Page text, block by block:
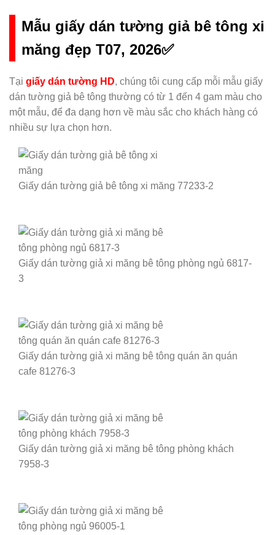
Mẫu giấy dán tường giả bê tông xi
măng đẹp T07, 2026✅
Tại giấy dán tường HD, chúng tôi cung cấp mỗi mẫu giấy
dán tường giả bê tông thường có từ 1 đến 4 gam màu cho
một mẫu, để đa dạng hơn về màu sắc cho khách hàng có
nhiều sự lựa chọn hơn.
Giấy dán tường giả bê tông xi măng 77233-2
Giấy dán tường giả xi măng bê tông phòng ngủ 6817-
3
Giấy dán tường giả xi măng bê tông quán ăn quán
cafe 81276-3
Giấy dán tường giả xi măng bê tông phòng khách
7958-3